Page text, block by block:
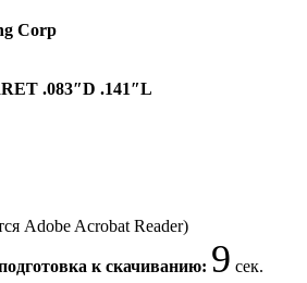
Corp
.083″D .141″L
Adobe Acrobat Reader)
к скачиванию: 9 сек.